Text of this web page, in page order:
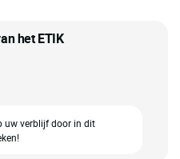
het ETIK
uw verblijf door in dit